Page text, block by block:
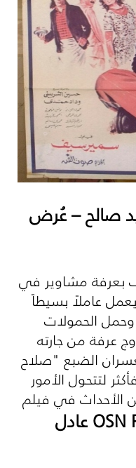
صالح – عُرض
بعرفة مشاوير في
عاملاً بسيطاً
الحمولات
عرفة من جارته
الضبع "صلاح
لتتحول الأمور
الأحداث في فيلم
OSNعادل